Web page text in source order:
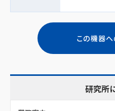
この機器
研究所